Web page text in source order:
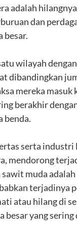
adalah
dan
besar.
wilayah
dibandingkan
mereka masuk
berakhir
benda.
serta industri
mendorong
muda
terjadinya
atau hilang di
yang sering